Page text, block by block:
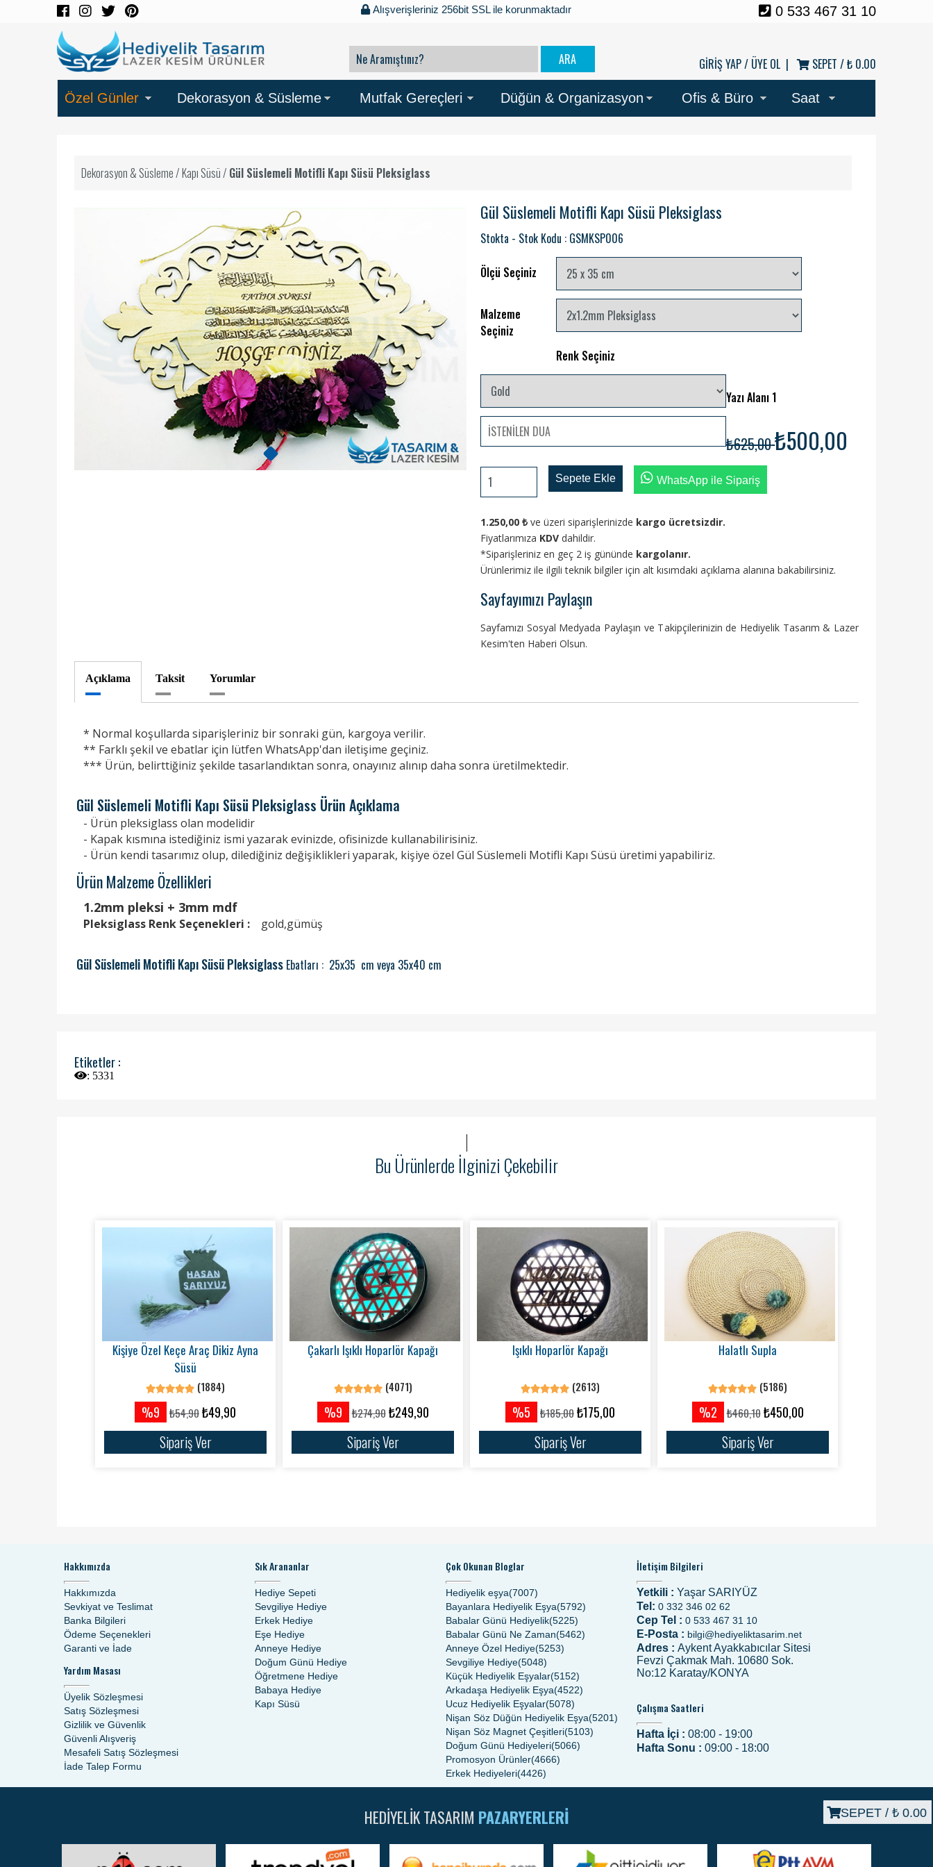
Alışverişleriniz 256bit SSL ile korunmaktadır 0 533 467 31 10
GİRİŞ YAP / ÜYE OL | SEPET /₺ 0.00
Özel Günler Dekorasyon & Süsleme Mutfak Gereçleri Düğün & Organizasyon Ofis & Büro Saat
SEPET / ₺ 0.00
Dekorasyon & Süsleme/Kapı Süsü/ Gül Süslemeli Motifli Kapı Süsü Pleksiglass
Gül Süslemeli Motifli Kapı Süsü Pleksiglass
Stokta - Stok Kodu : GSMKSP006
Ölçü Seçiniz
Malzeme
Seçiniz
Renk Seçiniz
Yazı Alanı 1
₺625,00₺500,00
Sepete Ekle WhatsApp ile Sipariş
1.250,00 ₺ ve üzeri siparişlerinizde kargo ücretsizdir.
Fiyatlarımıza KDV dahildir.
*Siparişleriniz en geç 2 iş gününde kargolanır.
Ürünlerimiz ile ilgili teknik bilgiler için alt kısımdaki açıklama alanına bakabilirsiniz.
Sayfayımızı Paylaşın
Sayfamızı Sosyal Medyada Paylaşın ve Takipçilerinizin de Hediyelik Tasarım & Lazer
Kesim'ten Haberi Olsun.
Açıklama Taksit Yorumlar
* Normal koşullarda siparişleriniz bir sonraki gün, kargoya verilir.
** Farklı şekil ve ebatlar için lütfen WhatsApp'dan iletişime geçiniz.
*** Ürün, belirttiğiniz şekilde tasarlandıktan sonra, onayınız alınıp daha sonra üretilmektedir.
Gül Süslemeli Motifli Kapı Süsü Pleksiglass Ürün Açıklama
- Ürün pleksiglass olan modelidir
- Kapak kısmına istediğiniz ismi yazarak evinizde, ofisinizde kullanabilirisiniz.
- Ürün kendi tasarımız olup, dilediğiniz değişiklikleri yaparak, kişiye özel Gül Süslemeli Motifli Kapı Süsü üretimi yapabiliriz.
Ürün Malzeme Özellikleri
1.2mm pleksi + 3mm mdf
Pleksiglass Renk Seçenekleri : gold,gümüş
Gül Süslemeli Motifli Kapı Süsü Pleksiglass Ebatları : 25x35 cm veya 35x40 cm
Etiketler :
: 5331
Bu Ürünlerde İlginizi Çekebilir
Kişiye Özel Keçe Araç Dikiz Ayna
Süsü
(1884)
%9 ₺54,90₺49,90
Sipariş Ver
Çakarlı Işıklı Hoparlör Kapağı
(4071)
%9 ₺274,90₺249,90
Sipariş Ver
Işıklı Hoparlör Kapağı
(2613)
%5 ₺185,00₺175,00
Sipariş Ver
Halatlı Supla
(5186)
%2 ₺460,10₺450,00
Sipariş Ver
Hakkımızda
Hakkımızda
Sevkiyat ve Teslimat
Banka Bilgileri
Ödeme Seçenekleri
Garanti ve İade
Yardım Masası
Üyelik Sözleşmesi
Satış Sözleşmesi
Gizlilik ve Güvenlik
Güvenli Alışveriş
Mesafeli Satış Sözleşmesi
İade Talep Formu
Sık Arananlar
Hediye Sepeti
Sevgiliye Hediye
Erkek Hediye
Eşe Hediye
Anneye Hediye
Doğum Günü Hediye
Öğretmene Hediye
Babaya Hediye
Kapı Süsü
Çok Okunan Bloglar
Hediyelik eşya(7007)
Bayanlara Hediyelik Eşya(5792)
Babalar Günü Hediyelik(5225)
Babalar Günü Ne Zaman(5462)
Anneye Özel Hediye(5253)
Sevgiliye Hediye(5048)
Küçük Hediyelik Eşyalar(5152)
Arkadaşa Hediyelik Eşya(4522)
Ucuz Hediyelik Eşyalar(5078)
Nişan Söz Düğün Hediyelik Eşya(5201)
Nişan Söz Magnet Çeşitleri(5103)
Doğum Günü Hediyeleri(5066)
Promosyon Ürünler(4666)
Erkek Hediyeleri(4426)
İletişim Bilgileri
Yetkili : Yaşar SARIYÜZ
Tel: 0 332 346 02 62
Cep Tel : 0 533 467 31 10
E-Posta : bilgi@hediyeliktasarim.net
Adres : Aykent Ayakkabıcılar Sitesi
Fevzi Çakmak Mah. 10680 Sok.
No:12 Karatay/KONYA
Çalışma Saatleri
Hafta İçi : 08:00 - 19:00
Hafta Sonu : 09:00 - 18:00
HEDIYELIK TASARIM PAZARYERLERI